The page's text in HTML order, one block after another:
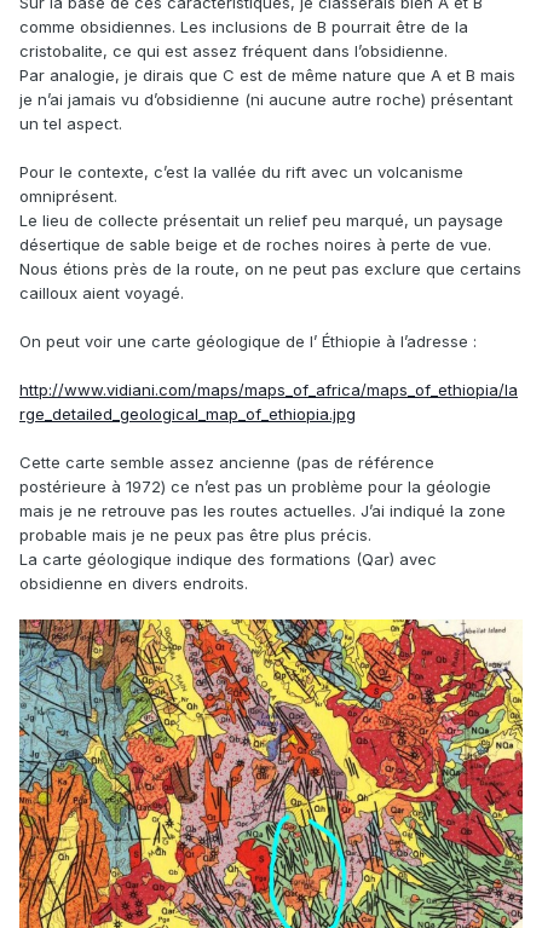
comme obsidiennes. Les inclusions de B pourrait être de la
cristobalite, ce qui est assez fréquent dans l’obsidienne.
Par analogie, je dirais que C est de même nature que A et B mais
je n’ai jamais vu d’obsidienne (ni aucune autre roche) présentant
un tel aspect.
Pour le contexte, c’est la vallée du rift avec un volcanisme
omniprésent.
Le lieu de collecte présentait un relief peu marqué, un paysage
désertique de sable beige et de roches noires à perte de vue.
Nous étions près de la route, on ne peut pas exclure que certains
cailloux aient voyagé.
On peut voir une carte géologique de l’ Éthiopie à l’adresse :
http://www.vidiani.com/maps/maps_of_africa/maps_of_ethiopia/la
rge_detailed_geological_map_of_ethiopia.jpg
Cette carte semble assez ancienne (pas de référence
postérieure à 1972) ce n’est pas un problème pour la géologie
mais je ne retrouve pas les routes actuelles. J’ai indiqué la zone
probable mais je ne peux pas être plus précis.
La carte géologique indique des formations (Qar) avec
obsidienne en divers endroits.